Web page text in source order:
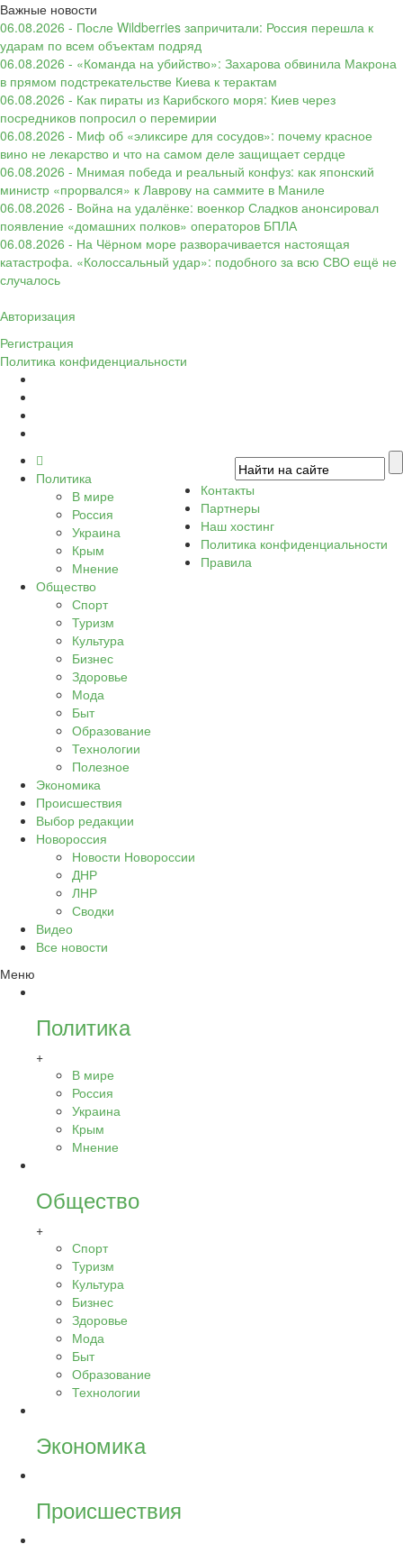
Важные новости
06.08.2026 - После Wildberries запричитали: Россия перешла к
ударам по всем объектам подряд
06.08.2026 - «Команда на убийство»: Захарова обвинила Макрона
в прямом подстрекательстве Киева к терактам
06.08.2026 - Как пираты из Карибского моря: Киев через
посредников попросил о перемирии
06.08.2026 - Миф об «эликсире для сосудов»: почему красное
вино не лекарство и что на самом деле защищает сердце
06.08.2026 - Мнимая победа и реальный конфуз: как японский
министр «прорвался» к Лаврову на саммите в Маниле
06.08.2026 - Война на удалёнке: военкор Сладков анонсировал
появление «домашних полков» операторов БПЛА
06.08.2026 - На Чёрном море разворачивается настоящая
катастрофа. «Колоссальный удар»: подобного за всю СВО ещё не
случалось
Авторизация
Регистрация
Политика конфиденциальности
Политика
В мире
Россия
Украина
Крым
Мнение
Общество
Спорт
Туризм
Культура
Бизнес
Здоровье
Мода
Быт
Образование
Технологии
Полезное
Экономика
Происшествия
Выбор редакции
Новороссия
Новости Новороссии
ДНР
ЛНР
Сводки
Видео
Все новости
Меню
Политика
+
В мире
Россия
Украина
Крым
Мнение
Общество
+
Спорт
Туризм
Культура
Бизнес
Здоровье
Мода
Быт
Образование
Технологии
Экономика
Происшествия
Контакты
Партнеры
Наш хостинг
Политика конфиденциальности
Правила